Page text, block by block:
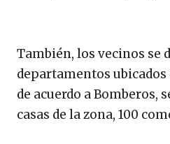
También, los vecinos se
departamentos ubicados
de acuerdo a Bomberos,
casas de la zona, 100